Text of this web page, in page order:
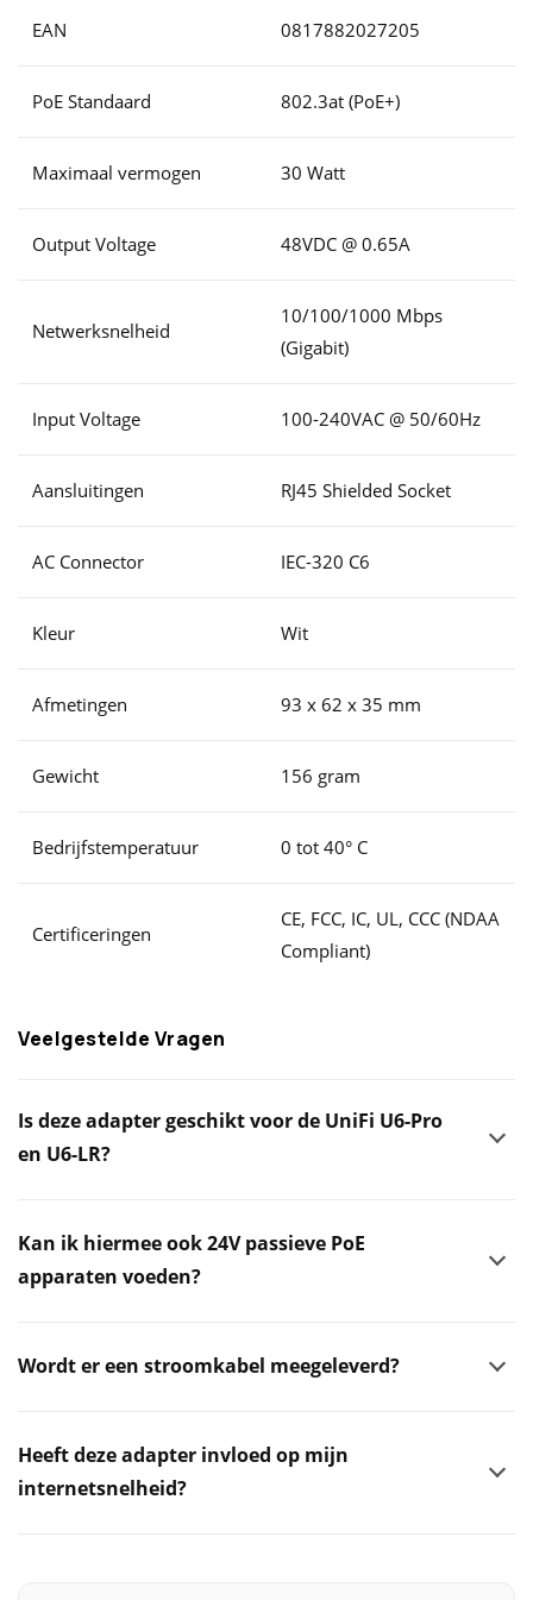
EAN 0817882027205
PoE Standaard 802.3at (PoE+)
Maximaal vermogen 30 Watt
Output Voltage 48VDC @ 0.65A
Netwerksnelheid
10/100/1000 Mbps
(Gigabit)
Input Voltage 100-240VAC @ 50/60Hz
Aansluitingen RJ45 Shielded Socket
AC Connector IEC-320 C6
Kleur Wit
Afmetingen 93 x 62 x 35 mm
Gewicht 156 gram
Bedrijfstemperatuur 0 tot 40° C
Certificeringen
CE, FCC, IC, UL, CCC (NDAA
Compliant)
Veelgestelde Vragen
Is deze adapter geschikt voor de UniFi U6-Pro
en U6-LR?
Kan ik hiermee ook 24V passieve PoE
apparaten voeden?
Wordt er een stroomkabel meegeleverd?
Heeft deze adapter invloed op mijn
internetsnelheid?